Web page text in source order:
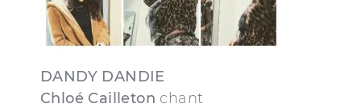
DANDY DANDIE
Chloé Cailleton chant